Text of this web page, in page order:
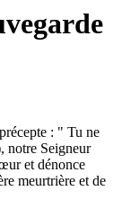
: " Tu ne
notre Seigneur
et dénonce
meurtrière et de